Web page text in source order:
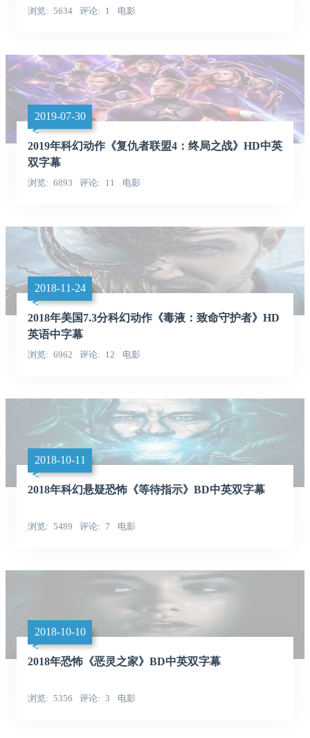
浏览 5634 评论 1 电影
2019-07-30
2019年科幻动作《复仇者联盟4：终局之战》HD中英
双字幕
浏览 6893 评论 11 电影
2018-11-24
2018年美国7.3分科幻动作《毒液：致命守护者》HD
英语中字幕
浏览 6962 评论 12 电影
2018-10-11
2018年科幻悬疑恐怖《等待指示》BD中英双字幕
浏览 5489 评论 7 电影
2018-10-10
2018年恐怖《恶灵之家》BD中英双字幕
浏览 5356 评论 3 电影